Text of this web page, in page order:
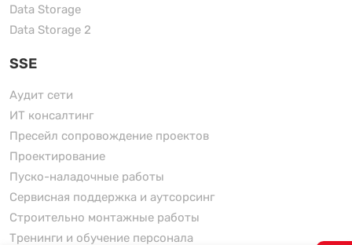
Data Storage
Data Storage 2
SSE
Аудит сети
ИТ консалтинг
Пресейл сопровождение проектов
Проектирование
Пуско-наладочные работы
Сервисная поддержка и аутсорсинг
Строительно монтажные работы
Тренинги и обучение персонала